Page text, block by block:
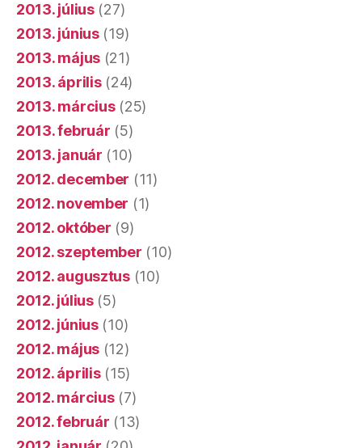
2013. július(27)
2013. június(19)
2013. május (21)
2013. április(24)
2013. március(25)
2013. február (5)
2013. január (10)
2012. december (11)
2012. november (1)
2012. október (9)
2012. szeptember (10)
2012. augusztus(10)
2012. július(5)
2012. június(10)
2012. május (12)
2012. április(15)
2012. március(7)
2012. február (13)